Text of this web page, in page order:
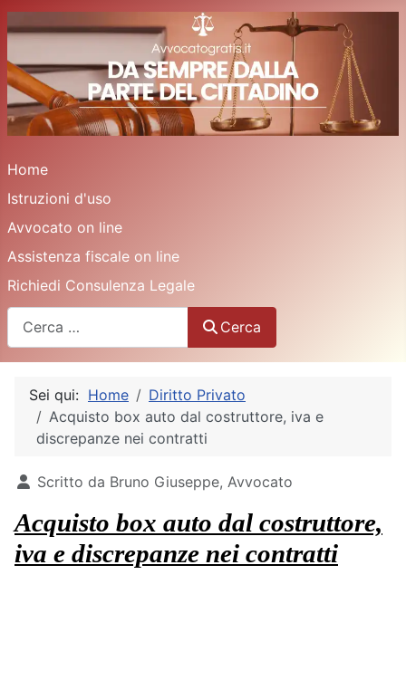
Home
Istruzioni d'uso
Avvocato on line
Assistenza fiscale on line
Richiedi Consulenza Legale
Cerca
Sei qui: Home
Diritto Privato
Acquisto box auto dal costruttore, iva e
discrepanze nei contratti
Dettagli
Scritto da Bruno Giuseppe, Avvocato
Acquisto box auto dal costruttore,
iva e discrepanze nei contratti